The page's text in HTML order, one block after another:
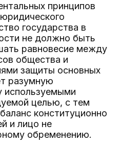
принципов
государства в
не должно быть
равновесие между
общества и
защиты основных
разумную
используемыми
целью, с тем
конституционно
и лицо не
обременению.